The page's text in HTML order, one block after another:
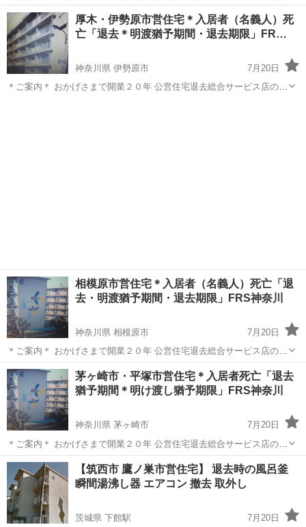
状回復 …
神奈川 小田原市 リサイクルショップ 市営住宅
厚木・伊勢原市営住宅＊入居者（名義人）死
亡「退去＊明渡猶予期間・退去期限」FR…
神奈川県 伊勢原市
7月20日
＊ご案内＊ おかげさまで開業２０年 公営住宅退去総合サービス店の
相模原市営住宅＊入居者（名義人）死亡「退
去・明渡猶予期間・退去期限」FRS神奈川
神奈川県 相模原市
7月20日
＊ご案内＊ おかげさまで開業２０年 公営住宅退去総合サービス店の
FRS神奈川です 相模原市営団地退去時の原状回復に関するご相談は 当
店へお任せ下さい お電話１本 年中無休 詳しくは下記公式...
神奈川 相模原市 便利屋 市営住宅
茅ヶ崎市・平塚市営住宅＊入居者死亡「退去
猶予期間＊明け渡し猶予期限」FRS神奈川
神奈川県 茅ヶ崎市
7月20日
＊ご案内＊ おかげさまで開業２０年 公営住宅退去総合サービス店の
FRS神奈川です 茅ヶ崎市営・平塚市営団地退去時の原状回復に関する
ご相談は 当店へお任せ下さい お電話１本 年中無休 詳しく...
神奈川 茅ヶ崎市 リサイクルショップ 市営住宅
【筑西市 鷹ノ巣市営住宅】 退去時の風呂釜
瞬間湯沸し器 エアコン 撤去 取外し
茨城県 下館駅
7月20日